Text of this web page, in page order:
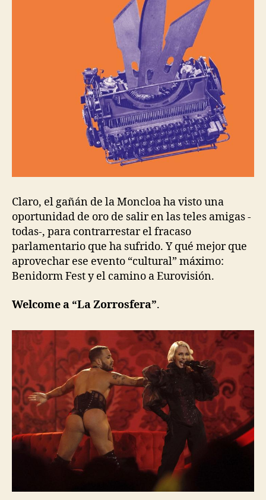
Claro, el gañán de la Moncloa ha visto una
oportunidad de oro de salir en las teles amigas -
todas-, para contrarrestar el fracaso
parlamentario que ha sufrido. Y qué mejor que
aprovechar ese evento “cultural” máximo:
Benidorm Fest y el camino a Eurovisión.
Welcome a “La Zorrosfera”.